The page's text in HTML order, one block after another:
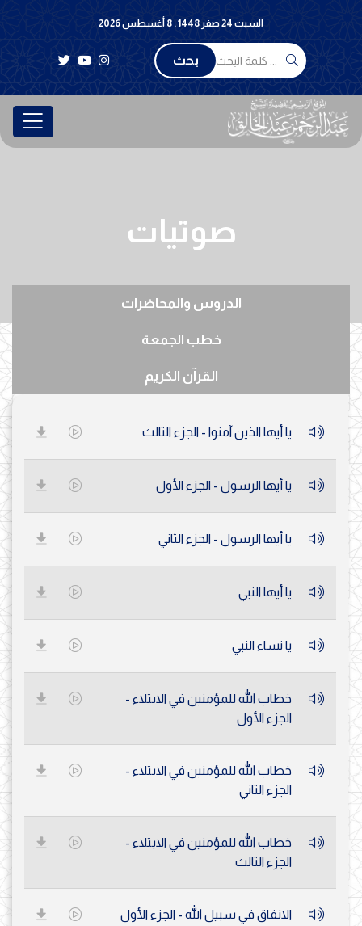
السبت 24 صفر 1448 . 8 أغسطس 2026
بحث
صوتيات
الدروس والمحاضرات
خطب الجمعة
القرآن الكريم
يا أيها الذين آمنوا - الجزء الثالث
يا أيها الرسول - الجزء الأول
يا أيها الرسول - الجزء الثاني
يا أيها النبي
يا نساء النبي
خطاب الله للمؤمنين في الابتلاء -
الجزء الأول
خطاب الله للمؤمنين في الابتلاء -
الجزء الثاني
خطاب الله للمؤمنين في الابتلاء -
الجزء الثالث
الانفاق في سبيل الله - الجزء الأول